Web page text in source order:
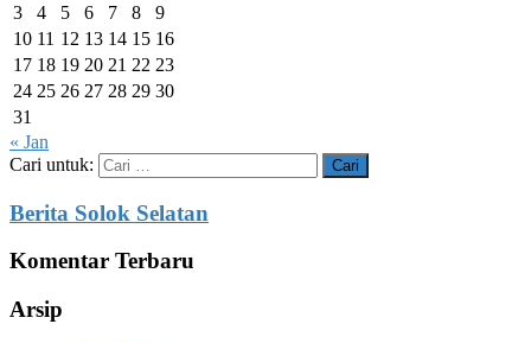
3
4 5 6 7 8
9
10 11 12 13 14 15 16
17 18 19 20 21 22 23
24 25 26 27 28 29 30
31
« Jan
Cari untuk:
Berita Solok Selatan
Komentar Terbaru
Arsip